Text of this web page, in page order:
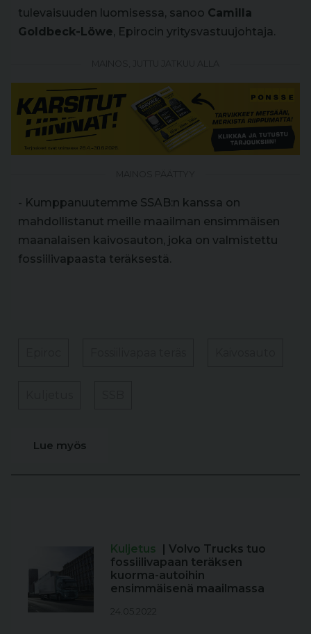
tulevaisuuden luomisessa, sanoo Camilla
Goldbeck-Löwe, Epirocin yritysvastuujohtaja.
- Kumppanuutemme SSAB:n kanssa on
mahdollistanut meille maailman ensimmäisen
maanalaisen kaivosauton, joka on valmistettu
fossiilivapaasta teräksestä.
Lue myös
Kuljetus | Volvo Trucks tuo
fossiilivapaan teräksen
kuorma-autoihin
ensimmäisenä maailmassa
24.05.2022